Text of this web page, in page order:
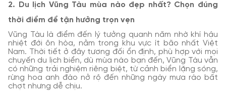
2. Du lịch Vũng Tàu mùa nào đẹp nhất? Chọn đúng
thời điểm để tận hưởng trọn vẹn
Vũng Tàu là điểm đến lý tưởng quanh năm nhờ khí hậu
nhiệt đới ôn hòa, nằm trong khu vực ít bão nhất Việt
Nam. Thời tiết ở đây tương đối ổn định, phù hợp với mọi
chuyến du lịch biển, dù mùa nào bạn đến, Vũng Tàu vẫn
có những trải nghiệm riêng biệt, từ cảnh biển lặng sóng,
rừng hoa anh đào nở rộ đến những ngày mưa rào bất
chợt nhưng dễ chịu.